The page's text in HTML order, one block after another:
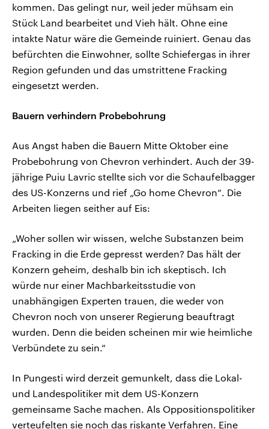
kommen. Das gelingt nur, weil jeder mühsam ein
Stück Land bearbeitet und Vieh hält. Ohne eine
intakte Natur wäre die Gemeinde ruiniert. Genau das
befürchten die Einwohner, sollte Schiefergas in ihrer
Region gefunden und das umstrittene Fracking
eingesetzt werden.
Bauern verhindern Probebohrung
Aus Angst haben die Bauern Mitte Oktober eine
Probebohrung von Chevron verhindert. Auch der 39-
jährige Puiu Lavric stellte sich vor die Schaufelbagger
des US-Konzerns und rief „Go home Chevron“. Die
Arbeiten liegen seither auf Eis:
„Woher sollen wir wissen, welche Substanzen beim
Fracking in die Erde gepresst werden? Das hält der
Konzern geheim, deshalb bin ich skeptisch. Ich
würde nur einer Machbarkeitsstudie von
unabhängigen Experten trauen, die weder von
Chevron noch von unserer Regierung beauftragt
wurden. Denn die beiden scheinen mir wie heimliche
Verbündete zu sein.“
In Pungesti wird derzeit gemunkelt, dass die Lokal-
und Landespolitiker mit dem US-Konzern
gemeinsame Sache machen. Als Oppositionspolitiker
verteufelten sie noch das riskante Verfahren. Eine